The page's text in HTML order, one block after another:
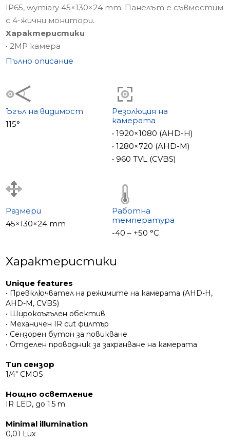
IP65, wymiary 45×130×24 mm. Панелът е съвместим
с 4-жични монитори.
Характеристики
• 2MP камера
• Ъгъл на видимост 115° lub 150°
• IR cut филтър
• Сензорен бутон за повикване
• Отделен проводник за захранване на камерата
Пълно описание
Ъгъл на видимост
115°
Резолюция на
камерата
• 1920×1080 (AHD-H)
• 1280×720 (AHD-M)
• 960 TVL (CVBS)
Размери
45×130×24 mm
Работна
температура
-40 – +50 °С
Характеристики
Unique features
• Превключвател на режимите на камерата (AHD-H,
AHD-M, CVBS)
• Широкоъгълен обектив
• Механичен IR cut филтър
• Сензорен бутон за повикване
• Отделен проводник за захранване на камерата
Тип сензор
1/4" CMOS
Нощно осветление
IR LED, до 1.5 m
Minimal illumination
0,01 Lux